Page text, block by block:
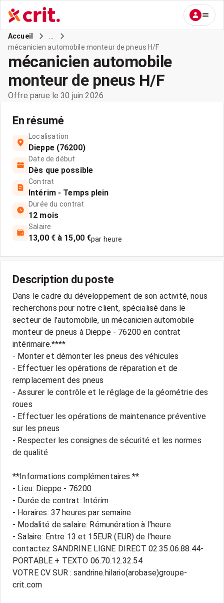
Accueil
mécanicien automobile monteur de pneus H/F
mécanicien automobile
monteur de pneus H/F
Offre parue le 30 juin 2026
En résumé
Localisation
Dieppe (76200)
Date de début
Dès que possible
Contrat
Intérim - Temps plein
Durée du contrat
12 mois
Salaire
13,00 € à 15,00 €par heure
Description du poste
Dans le cadre du développement de son activité, nous
recherchons pour notre client, spécialisé dans le
secteur de l'automobile, un mécanicien automobile
monteur de pneus à Dieppe - 76200 en contrat
intérimaire.****
- Monter et démonter les pneus des véhicules
- Effectuer les opérations de réparation et de
remplacement des pneus
- Assurer le contrôle et le réglage de la géométrie des
roues
- Effectuer les opérations de maintenance préventive
sur les pneus
- Respecter les consignes de sécurité et les normes
de qualité
**Informations complémentaires:**
- Lieu: Dieppe - 76200
- Durée de contrat: Intérim
- Horaires: 37 heures par semaine
- Modalité de salaire: Rémunération à l'heure
- Salaire: Entre 13 et 15EUR (EUR) de l'heure
contactez SANDRINE LIGNE DIRECT 02.35.06.88.44-
PORTABLE + TEXTO 06.70.12.32.54
VOTRE CV SUR : sandrine.hilario(arobase)groupe-